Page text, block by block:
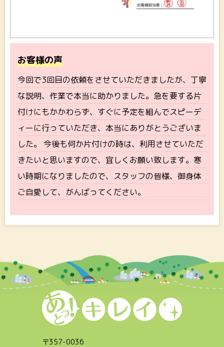
お客様の声
今回で3回目の依頼をさせていただきましたが、丁寧
な説明、作業で本当に助かりました。急を要する片
付けにもかかわらず、すぐに予定を組んでスピーデ
ィーに行っていただき、本当にありがとうございま
した。 今後も何か片付けの時は、利用させていただ
きたいと思いますので、宜しくお願い致します。寒
い時期になりましたので、スタッフの皆様、御身体
ご自愛して、がんばってください。
〒357-0036